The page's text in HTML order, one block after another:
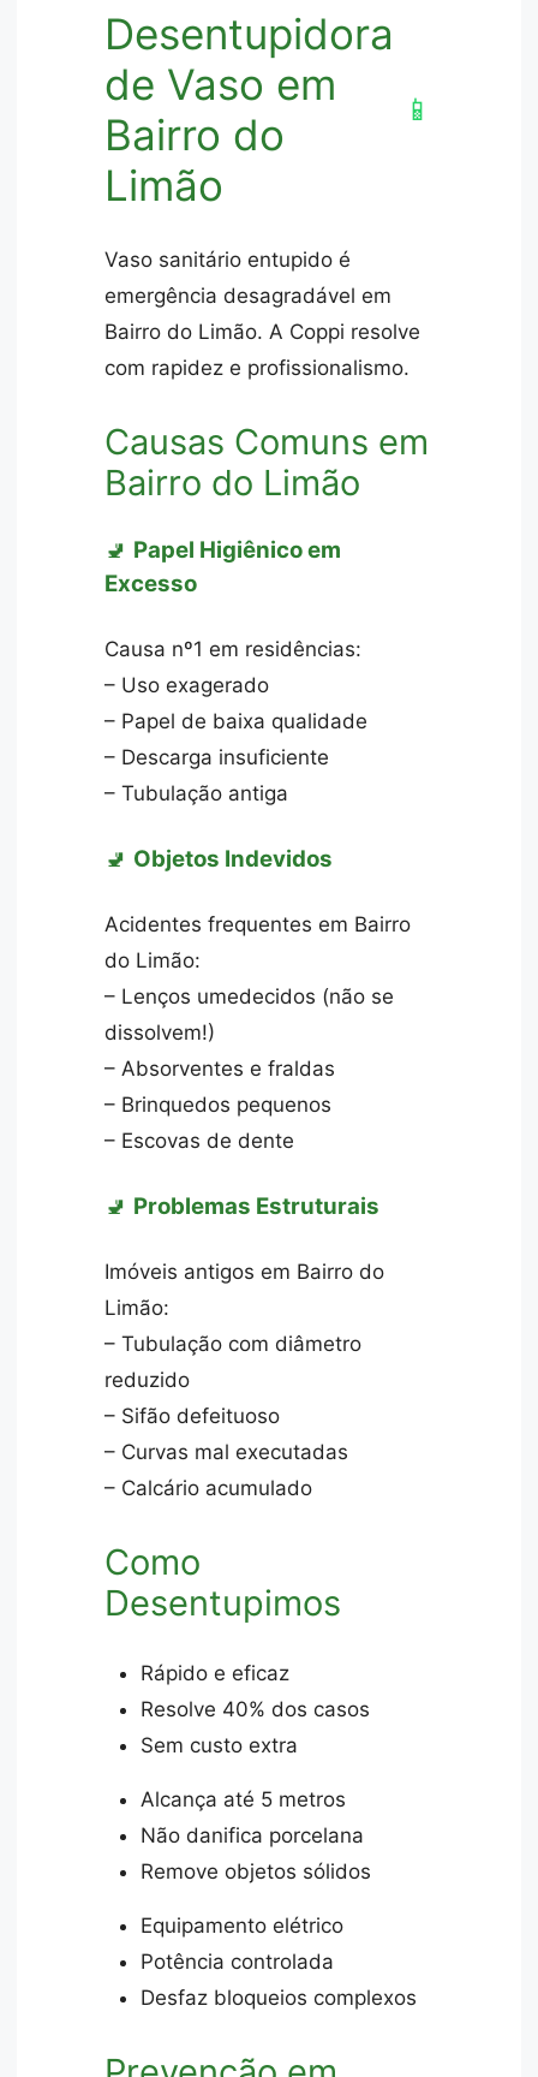
Desentupidora
de Vaso em
Bairro do
Limão
📱
Vaso sanitário entupido é
emergência desagradável em
Bairro do Limão. A Coppi resolve
com rapidez e profissionalismo.
Causas Comuns em
Bairro do Limão
🚽 Papel Higiênico em
Excesso
Causa nº1 em residências:
– Uso exagerado
– Papel de baixa qualidade
– Descarga insuficiente
– Tubulação antiga
🚽 Objetos Indevidos
Acidentes frequentes em Bairro
do Limão:
– Lenços umedecidos (não se
dissolvem!)
– Absorventes e fraldas
– Brinquedos pequenos
– Escovas de dente
🚽 Problemas Estruturais
Imóveis antigos em Bairro do
Limão:
– Tubulação com diâmetro
reduzido
– Sifão defeituoso
– Curvas mal executadas
– Calcário acumulado
Como
Desentupimos
Rápido e eficaz
Resolve 40% dos casos
Sem custo extra
Alcança até 5 metros
Não danifica porcelana
Remove objetos sólidos
Equipamento elétrico
Potência controlada
Desfaz bloqueios complexos